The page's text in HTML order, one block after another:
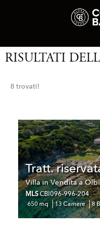
RISULTATI
8 trovati!
Tratt.
Villa in Vendita a
MLSCBI096-996-204
650 mq 13 Camere 8